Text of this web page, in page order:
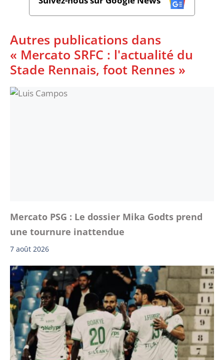
Autres publications dans
« Mercato SRFC : l'actualité du
Stade Rennais, foot Rennes »
Mercato PSG : Le dossier Mika Godts prend
une tournure inattendue
7 août 2026